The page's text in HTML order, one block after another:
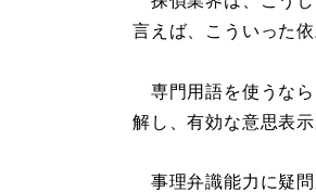
言えば、こういった
専門用語を使うなら
解し、有効な意思表
事理弁識能力に疑問